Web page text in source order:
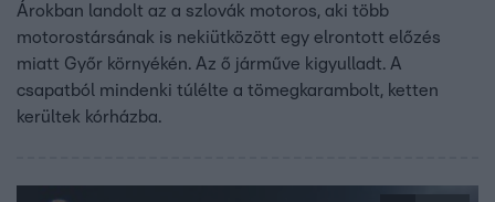
Árokban landolt az a szlovák motoros, aki több
motorostársának is nekiütközött egy elrontott előzés
miatt Győr környékén. Az ő járműve kigyulladt. A
csapatból mindenki túlélte a tömegkarambolt, ketten
kerültek kórházba.